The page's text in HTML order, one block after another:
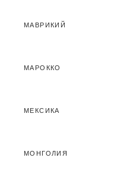
МАВРИКИЙ
МАРОККО
МЕКСИКА
МОНГОЛИЯ